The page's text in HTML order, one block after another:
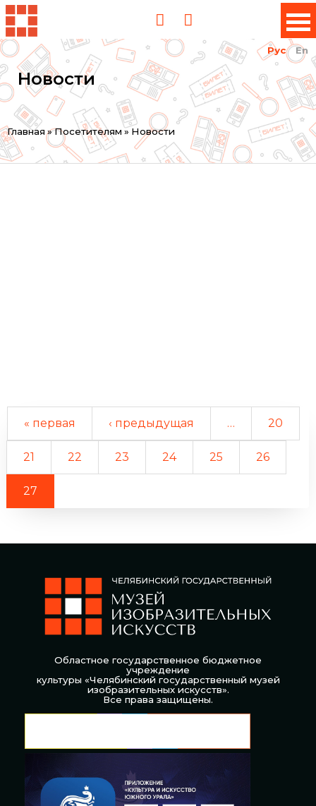
Рус En
Новости
Вы
здесь
Главная »Посетителям » Новости
« первая ‹ предыдущая … 20
21 22 23 24 25 26
27
Областное государственное бюджетное
учреждение
культуры «Челябинский государственный музей
изобразительных искусств».
Все права защищены.